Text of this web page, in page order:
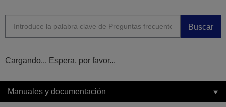
Buscar
Cargando... Espera, por favor...
Manuales y documentación